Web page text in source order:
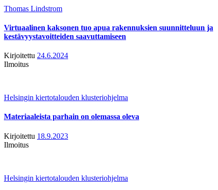
Thomas Lindstrom
Virtuaalinen kaksonen tuo apua rakennuksien suunnitteluun ja
kestävyystavoitteiden saavuttamiseen
Kirjoitettu 24.6.2024
Ilmoitus
Helsingin kiertotalouden klusteriohjelma
Materiaaleista parhain on olemassa oleva
Kirjoitettu 18.9.2023
Ilmoitus
Helsingin kiertotalouden klusteriohjelma